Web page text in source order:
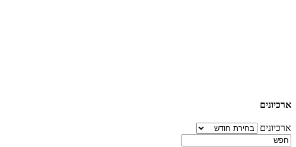
ארכיונים
ארכיונים